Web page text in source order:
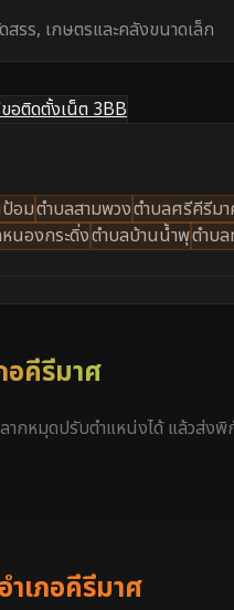
รร, เกษตรและคลังขนาดเล็ก
อติดตั้งเน็ต 3BB
อมตำบลสามพวงตำบลศรีคีรีม
นองกระดิ่งตำบลบ้านน้ำพุตำบ
อคีรีมาศ
กหมุดปรับตำแหน่งได้ แล้วส่งพิ
อำเภอคีรีมาศ